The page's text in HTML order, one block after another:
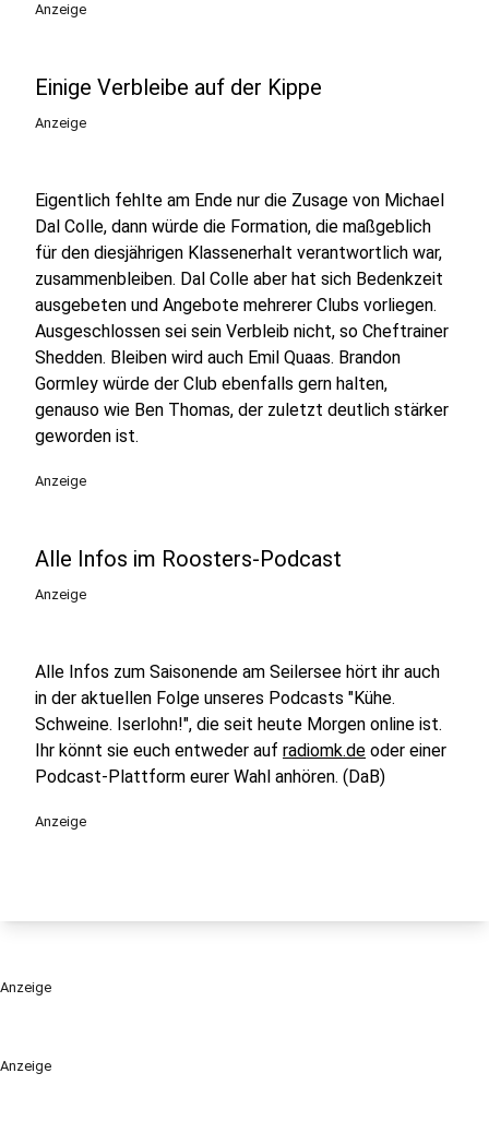
Anzeige
Anzeige
Einige Verbleibe auf der Kippe
Anzeige
Eigentlich fehlte am Ende nur die Zusage von Michael
Dal Colle, dann würde die Formation, die maßgeblich
für den diesjährigen Klassenerhalt verantwortlich war,
zusammenbleiben. Dal Colle aber hat sich Bedenkzeit
ausgebeten und Angebote mehrerer Clubs vorliegen.
Ausgeschlossen sei sein Verbleib nicht, so Cheftrainer
Shedden. Bleiben wird auch Emil Quaas. Brandon
Gormley würde der Club ebenfalls gern halten,
genauso wie Ben Thomas, der zuletzt deutlich stärker
geworden ist.
Anzeige
Alle Infos im Roosters-Podcast
Anzeige
Alle Infos zum Saisonende am Seilersee hört ihr auch
in der aktuellen Folge unseres Podcasts "Kühe.
Schweine. Iserlohn!", die seit heute Morgen online ist.
Ihr könnt sie euch entweder auf radiomk.de oder einer
Podcast-Plattform eurer Wahl anhören. (DaB)
Anzeige
Anzeige